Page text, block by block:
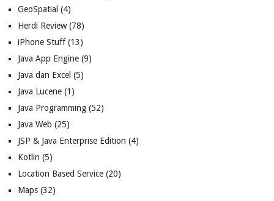
GeoSpatial (4)
Herdi Review(78)
iPhone Stuff(13)
Java App Engine(9)
Java dan Excel (5)
Java Lucene(1)
Java Programming(52)
Java Web (25)
JSP & Java Enterprise Edition (4)
Kotlin (5)
Location Based Service(20)
Maps(32)